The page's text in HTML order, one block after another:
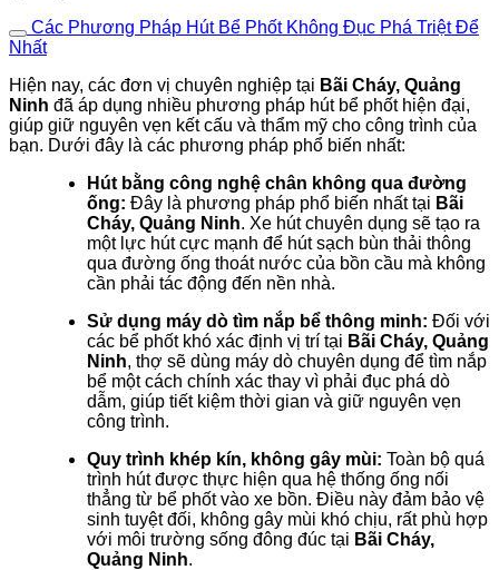
Các Phương Pháp Hút Bể Phốt Không Đục Phá Triệt Để
Nhất
Hiện nay, các đơn vị chuyên nghiệp tại Bãi Cháy, Quảng
Ninh đã áp dụng nhiều phương pháp hút bể phốt hiện đại,
giúp giữ nguyên vẹn kết cấu và thẩm mỹ cho công trình của
bạn. Dưới đây là các phương pháp phổ biến nhất:
Hút bằng công nghệ chân không qua đường
ống: Đây là phương pháp phổ biến nhất tại Bãi
Cháy, Quảng Ninh. Xe hút chuyên dụng sẽ tạo ra
một lực hút cực mạnh để hút sạch bùn thải thông
qua đường ống thoát nước của bồn cầu mà không
cần phải tác động đến nền nhà.
Sử dụng máy dò tìm nắp bể thông minh: Đối với
các bể phốt khó xác định vị trí tại Bãi Cháy, Quảng
Ninh, thợ sẽ dùng máy dò chuyên dụng để tìm nắp
bể một cách chính xác thay vì phải đục phá dò
dẫm, giúp tiết kiệm thời gian và giữ nguyên vẹn
công trình.
Quy trình khép kín, không gây mùi: Toàn bộ quá
trình hút được thực hiện qua hệ thống ống nối
thẳng từ bể phốt vào xe bồn. Điều này đảm bảo vệ
sinh tuyệt đối, không gây mùi khó chịu, rất phù hợp
với môi trường sống đông đúc tại Bãi Cháy,
Quảng Ninh.